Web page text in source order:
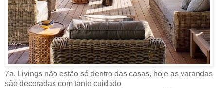
7a. Livings não estão só dentro das casas, hoje as varandas
são decoradas com tanto cuidado